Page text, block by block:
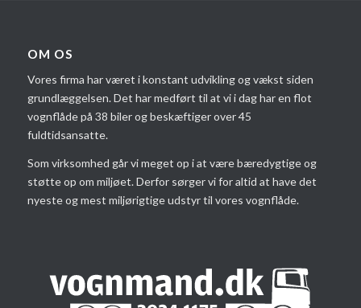
OM OS
Vores firma har været i konstant udvikling og vækst siden
grundlæggelsen. Det har medført til at vi i dag har en flot
vognflåde på 38 biler og beskæftiger over 45
fuldtidsansatte.
Som virksomhed går vi meget op i at være bæredygtige og
støtte op om miljøet. Derfor sørger vi for altid at have det
nyeste og mest miljørigtige udstyr til vores vognflåde.